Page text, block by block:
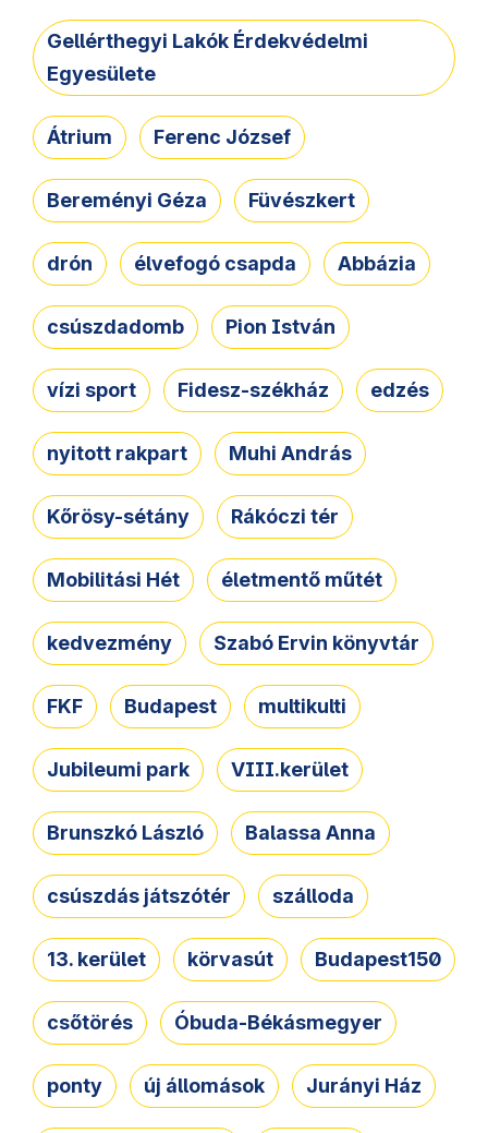
Gellérthegyi Lakók Érdekvédelmi
Egyesülete
Átrium Ferenc József
Bereményi Géza Füvészkert
drón élvefogó csapda Abbázia
csúszdadomb Pion István
vízi sport Fidesz-székház edzés
nyitott rakpart Muhi András
Kőrösy-sétány Rákóczi tér
Mobilitási Hét életmentő műtét
kedvezmény Szabó Ervin könyvtár
FKF Budapest multikulti
Jubileumi park VIII.kerület
Brunszkó László Balassa Anna
csúszdás játszótér szálloda
13. kerület körvasút Budapest150
csőtörés Óbuda-Békásmegyer
ponty új állomások Jurányi Ház